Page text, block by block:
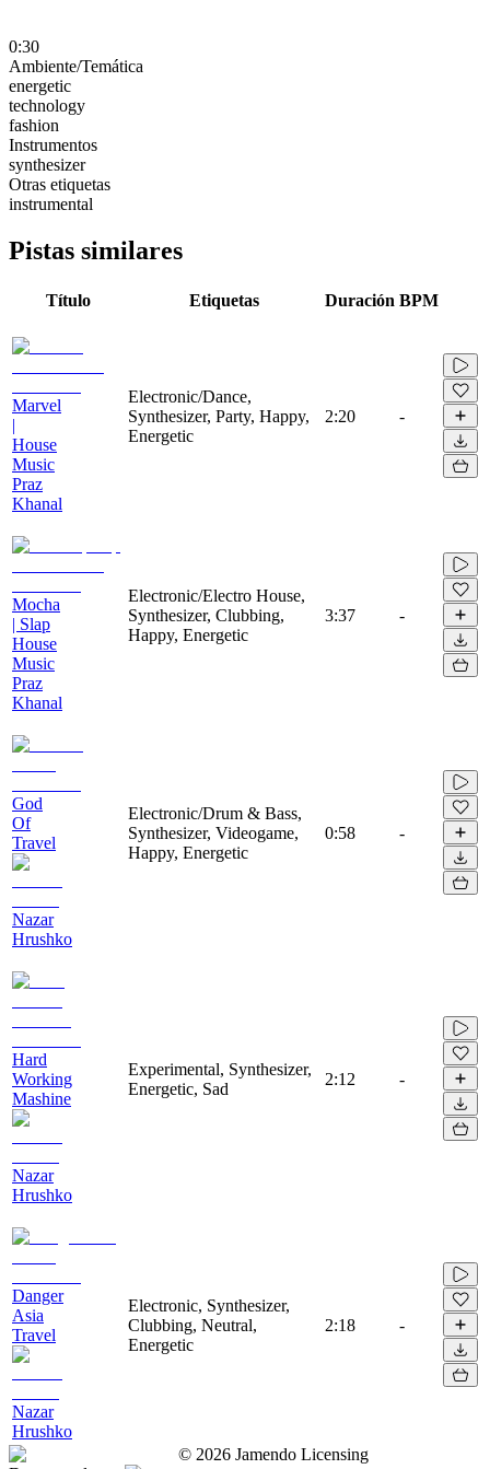
0:30
Ambiente/Temática
energetic
technology
fashion
Instrumentos
synthesizer
Otras etiquetas
instrumental
Pistas similares
Título Etiquetas Duración BPM
Marvel
|
House
Music
Praz
Khanal
Electronic/Dance,
Synthesizer, Party, Happy,
Energetic
2:20 -
Mocha
| Slap
House
Music
Praz
Khanal
Electronic/Electro House,
Synthesizer, Clubbing,
Happy, Energetic
3:37 -
God
Of
Travel
Nazar
Hrushko
Electronic/Drum & Bass,
Synthesizer, Videogame,
Happy, Energetic
0:58 -
Hard
Working
Mashine
Nazar
Hrushko
Experimental, Synthesizer,
Energetic, Sad
2:12 -
Danger
Asia
Travel
Nazar
Hrushko
Electronic, Synthesizer,
Clubbing, Neutral,
Energetic
2:18 -
© 2026 Jamendo Licensing